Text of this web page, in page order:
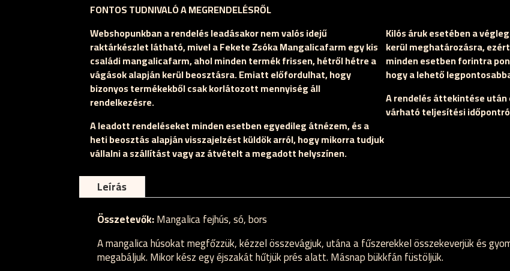
FONTOS TUDNIVALÓ A MEGRENDELÉSRŐL
Webshopunkban a rendelés leadásakor nem valós idejű
raktárkészlet látható, mivel a Fekete Zsóka Mangalicafarm egy kis
családi mangalicafarm, ahol minden termék frissen, hétről hétre a
vágások alapján kerül beosztásra. Emiatt előfordulhat, hogy
bizonyos termékekből csak korlátozott mennyiség áll
rendelkezésre.
A leadott rendeléseket minden esetben egyedileg átnézem, és a
heti beosztás alapján visszajelzést küldök arról, hogy mikorra tudjuk
vállalni a szállítást vagy az átvételt a megadott helyszínen.
Kilós áruk esetében a
kerül meghatározásra,
minden esetben forintra
hogy a lehető
A rendelés áttekintése
várható teljesítési
Leírás
Összetevők:Mangalica fejhús, só, bors
A mangalica húsokat megfőzzük, kézzel összevágjuk, utána a fűszerekkel összekeverjük és
megabáljuk. Mikor kész egy éjszakát hűtjük prés alatt. Másnap bükkfán füstöljük.